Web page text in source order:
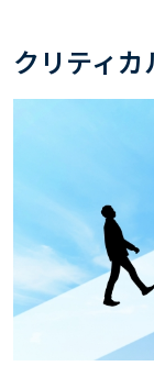
クリティ